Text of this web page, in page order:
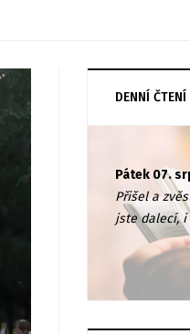
DENNÍ ČTENÍ
Pátek 07.
Přišel a
jste dalecí,